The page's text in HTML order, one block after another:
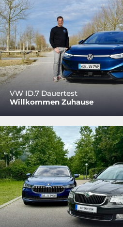
VW ID.7 Dauertest
Willkommen Zuhause